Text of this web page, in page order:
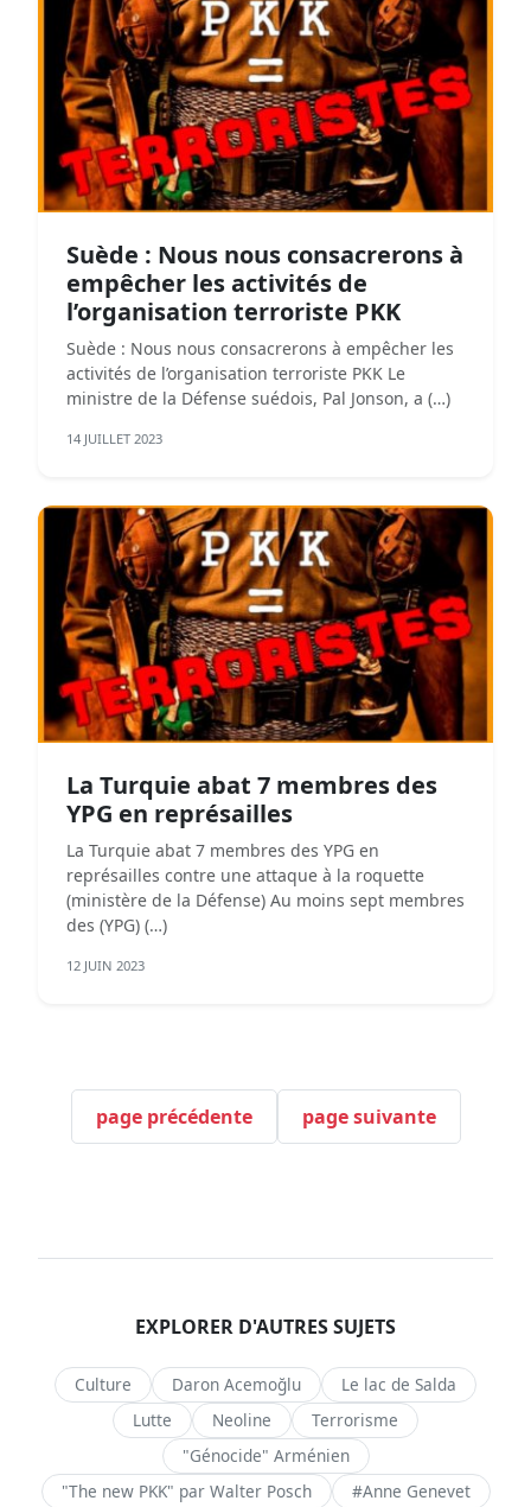
Suède : Nous nous consacrerons à
empêcher les activités de
l’organisation terroriste PKK
Suède : Nous nous consacrerons à empêcher les
activités de l’organisation terroriste PKK Le
ministre de la Défense suédois, Pal Jonson, a (…)
14 JUILLET 2023
La Turquie abat 7 membres des
YPG en représailles
La Turquie abat 7 membres des YPG en
représailles contre une attaque à la roquette
(ministère de la Défense) Au moins sept membres
des (YPG) (…)
12 JUIN 2023
page précédente page suivante
EXPLORER D'AUTRES SUJETS
Culture Daron Acemoğlu
Le lac de Salda
Lutte
Neoline
Terrorisme
"Génocide" Arménien
"The new PKK" par Walter Posch
#Anne Genevet